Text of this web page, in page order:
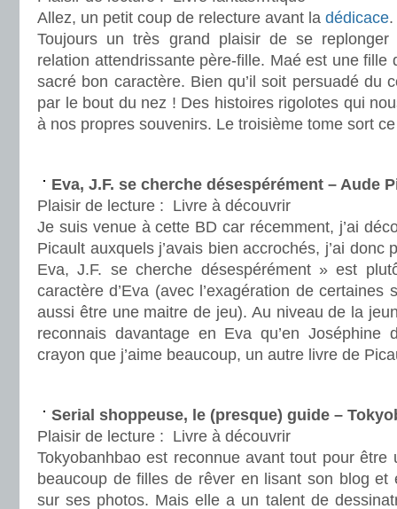
Allez, un petit coup de relecture avant la dédicace.
Toujours un très grand plaisir de se replonger
relation attendrissante père-fille. Maé est une fille
sacré bon caractère. Bien qu’il soit persuadé du
par le bout du nez ! Des histoires rigolotes qui
à nos propres souvenirs. Le troisième tome sort
Eva, J.F. se cherche désespérément – Aude
Plaisir de lecture : Livre à découvrir
Je suis venue à cette BD car récemment, j’ai
Picault auxquels j’avais bien accrochés, j’ai donc
Eva, J.F. se cherche désespérément » est
caractère d’Eva (avec l’exagération de certaines
aussi être une maitre de jeu). Au niveau de la
reconnais davantage en Eva qu’en Joséphine
crayon que j’aime beaucoup, un autre livre de
Serial shoppeuse, le (presque) guide –
Plaisir de lecture : Livre à découvrir
Tokyobanhbao est reconnue avant tout pour être
beaucoup de filles de rêver en lisant son blog et
sur ses photos. Mais elle a un talent de